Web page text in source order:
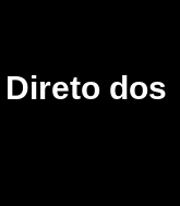
dos